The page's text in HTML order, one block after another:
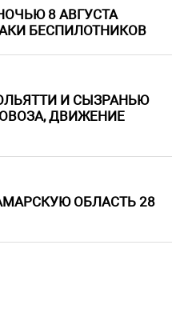
8 АВГУСТА
БЕСПИЛОТНИКОВ
И СЫЗРАНЬЮ
ДВИЖЕНИЕ
ОБЛАСТЬ 28